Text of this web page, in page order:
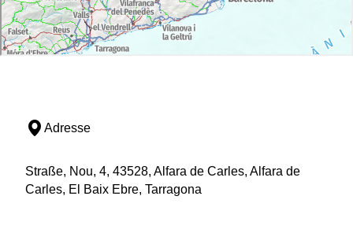
Adresse
Straße, Nou, 4, 43528, Alfara de Carles, Alfara de
Carles, El Baix Ebre, Tarragona